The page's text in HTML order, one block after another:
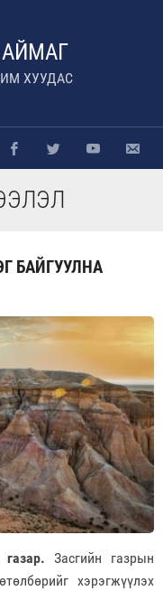
ХУУДАС
БАЙГУУЛНА
Засгийн газрын
хэрэгжүүлэх